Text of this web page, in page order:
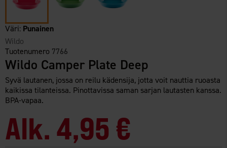
Väri: Punainen
Wildo
Tuotenumero 7766
Wildo Camper Plate Deep
Syvä lautanen, jossa on reilu kädensija, jotta voit nauttia ruoasta
kaikissa tilanteissa. Pinottavissa saman sarjan lautasten kanssa.
BPA-vapaa.
Alk. 4,95 €